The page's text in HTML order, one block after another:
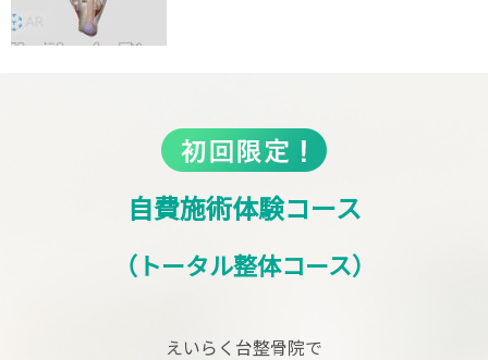
自費施術体験コース
（トータル整体コース）
えいらく台整骨院で